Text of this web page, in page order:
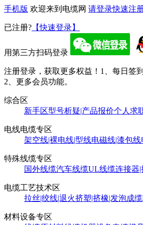
手机版 欢迎来到电缆网 请登录快速注
已注册? 【快速登录】
用第三方扫码登录
注册登录，获取更多权益！ 1、每日签到
2、更多会员功能。
综合区
新手区型号析疑|产品报价个人求
电线电缆专区
架空线|裸电线|型线电磁线|漆包线
特殊线缆专区
国外线缆汽车线缆UL线缆连接器
电缆工艺技术区
拉丝|绞线|退火挤塑|挤橡|发泡成
材料设备专区